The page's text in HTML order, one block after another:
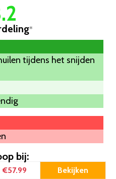
*
tijdens het snijden
bij:
€57.99 Bekijken